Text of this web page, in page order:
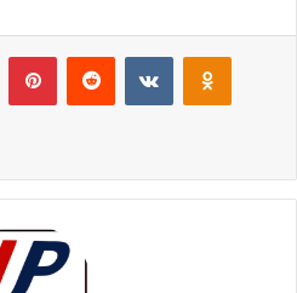
PinterestReddit VKontakte